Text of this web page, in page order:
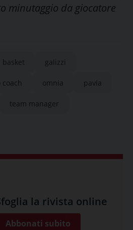
minutaggio da giocatore
basket galizzi
coach omnia pavia
team manager
la rivista online
Abbonati subito